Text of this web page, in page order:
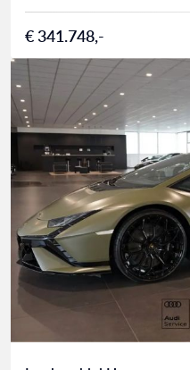
€ 341.748,-